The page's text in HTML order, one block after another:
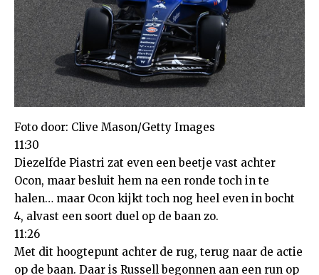
Foto door: Clive Mason/Getty Images
11:30
Diezelfde Piastri zat even een beetje vast achter
Ocon, maar besluit hem na een ronde toch in te
halen… maar Ocon kijkt toch nog heel even in bocht
4, alvast een soort duel op de baan zo.
11:26
Met dit hoogtepunt achter de rug, terug naar de actie
op de baan. Daar is Russell begonnen aan een run op